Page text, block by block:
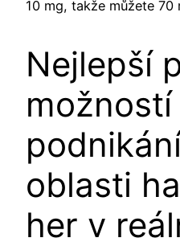
10 mg, takže můžete 70
Nejlepší
možností
oblasti
her v